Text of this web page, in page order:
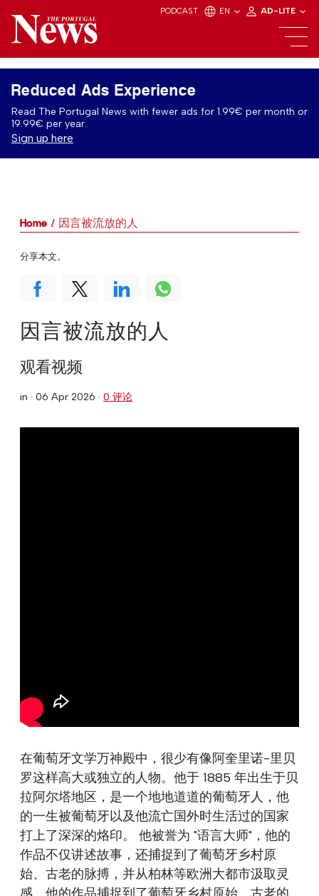
PODCAST EN AD-LITE
Reduced Ads Experience
Read The Portugal News with fewer ads for 1.99€ per month or
19.99€ per year.
Sign up here
Home 因言被流放的人
因言被流放的人
观看视频
in · 06 Apr 2026 · 0 评论
在葡萄牙文学万神殿中，很少有像阿奎里诺-里贝
罗这样高大或独立的人物。他于 1885 年出生于贝
拉阿尔塔地区，是一个地地道道的葡萄牙人，他
的一生被葡萄牙以及他流亡国外时生活过的国家
打上了深深的烙印。 他被誉为 "语言大师"，他的
作品不仅讲述故事，还捕捉到了葡萄牙乡村原
始、古老的脉搏，并从柏林等欧洲大都市汲取灵
分享本文。